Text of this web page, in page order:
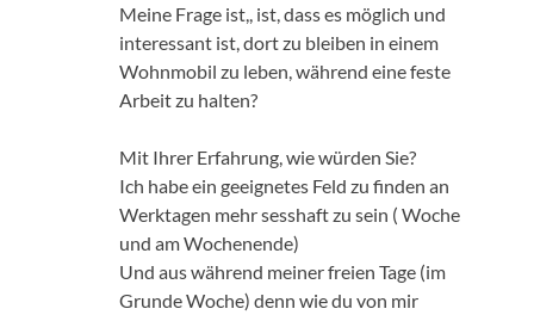
Meine Frage ist,, ist, dass es möglich und
interessant ist, dort zu bleiben in einem
Wohnmobil zu leben, während eine feste
Arbeit zu halten?
Mit Ihrer Erfahrung, wie würden Sie?
Ich habe ein geeignetes Feld zu finden an
Werktagen mehr sesshaft zu sein ( Woche
und am Wochenende)
Und aus während meiner freien Tage (im
Grunde Woche) denn wie du von mir